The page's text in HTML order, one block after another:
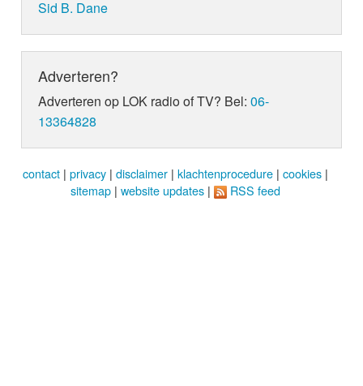
Sid B. Dane
Adverteren?
Adverteren op LOK radio of TV? Bel:06-
13364828
contact | privacy | disclaimer | klachtenprocedure | cookies |
sitemap | website updates | RSS feed